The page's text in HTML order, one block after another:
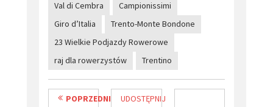
Val di Cembra
Campionissimi
Giro d’Italia
Trento-Monte Bondone
23 Wielkie Podjazdy Rowerowe
raj dla rowerzystów
Trentino
POPRZEDNI
UDOSTĘPNIJ